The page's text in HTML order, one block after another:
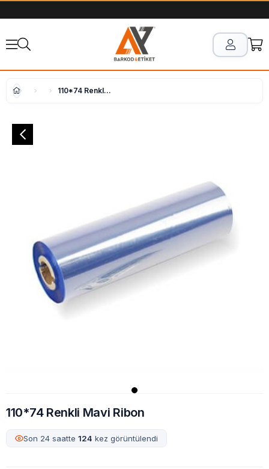
110*74 Renkli Mavi Ribon
110*74 Renkli Mavi Ribon
Son 24 saatte 124 kez görüntülendi